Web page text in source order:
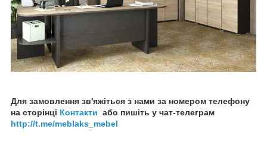
Для замовлення зв'яжіться з нами за номером телефону
на сторінці Контакти або пишіть у чат-телеграм
http://t.me/meblaks_mebel